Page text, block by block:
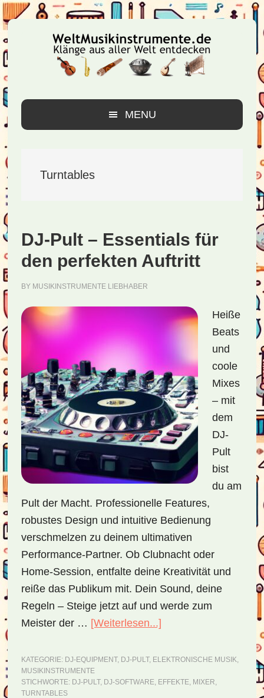
Zur
Hauptnavigation
springen
Zum
Inhalt
springen
Zur
Seitenspalte
springen
MENU
Turntables
DJ-Pult – Essentials für
den perfekten Auftritt
BY MUSIKINSTRUMENTE LIEBHABER
Heiße
Beats
und
coole
Mixes
– mit
dem
DJ-
Pult
bist
du am
Pult der Macht. Professionelle Features,
robustes Design und intuitive Bedienung
verschmelzen zu deinem ultimativen
Performance-Partner. Ob Clubnacht oder
Home-Session, entfalte deine Kreativität und
reiße das Publikum mit. Dein Sound, deine
Regeln – Steige jetzt auf und werde zum
Meister der … [Weiterlesen...]
–
KATEGORIE: DJ-EQUIPMENT, DJ-PULT, ELEKTRONISCHE MUSIK,
MUSIKINSTRUMENTE
STICHWORTE: DJ-PULT, DJ-SOFTWARE, EFFEKTE, MIXER,
TURNTABLES